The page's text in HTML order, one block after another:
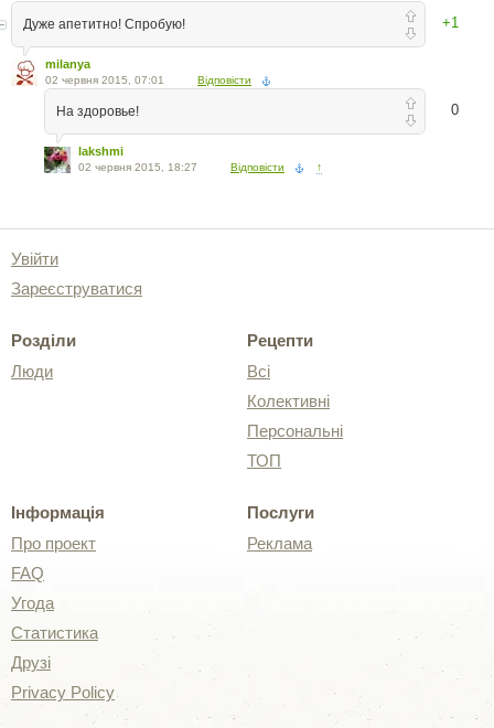
+1
Дуже апетитно! Спробую!
milanya
02 червня 2015, 07:01 Відповісти
0
На здоровье!
lakshmi
02 червня 2015, 18:27 Відповісти ↑
Увійти
Зареєструватися
Розділи
Люди
Рецепти
Всі
Колективні
Персональні
ТОП
Інформація
Про проект
FAQ
Угода
Статистика
Друзі
Privacy Policy
Послуги
Реклама